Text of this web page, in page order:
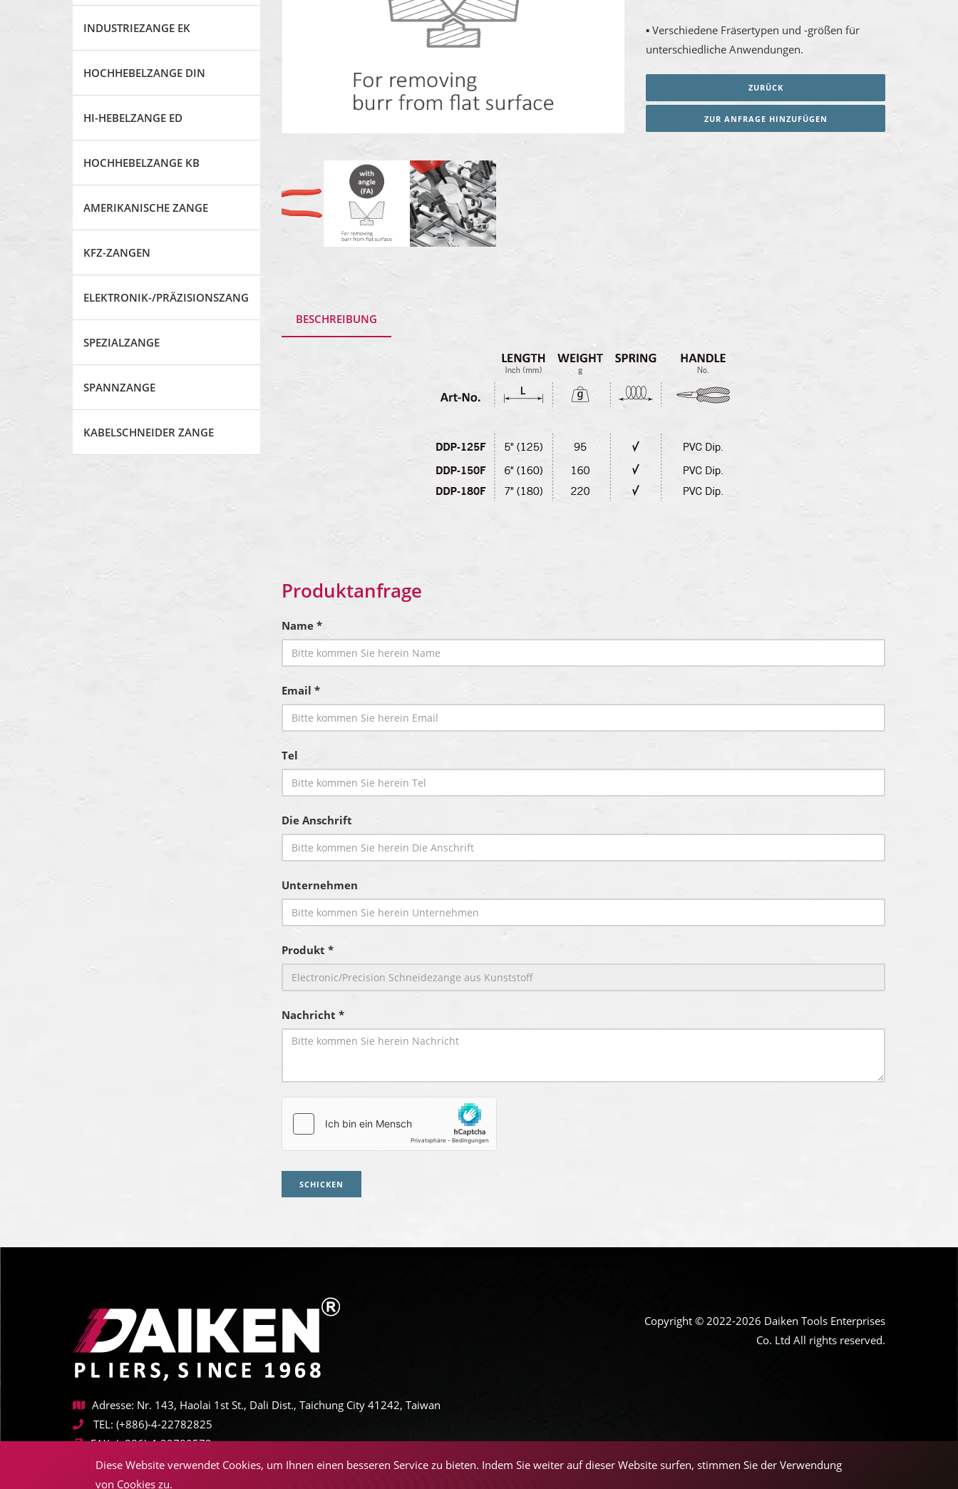
INDUSTRIEZANGE EK
HOCHHEBELZANGE DIN
HI-HEBELZANGE ED
HOCHHEBELZANGE KB
AMERIKANISCHE ZANGE
KFZ-ZANGEN
ELEKTRONIK-/PRÄZISIONSZANGE
SPEZIALZANGE
SPANNZANGE
KABELSCHNEIDER ZANGE
▪ Verschiedene Fräsertypen und -größen für
unterschiedliche Anwendungen.
ZURÜCK
ZUR ANFRAGE HINZUFÜGEN
BESCHREIBUNG
Produktanfrage
Name *
Email *
Tel
Die Anschrift
Unternehmen
Produkt *
Nachricht *
SCHICKEN
Adresse: Nr. 143, Haolai 1st St., Dali Dist., Taichung City 41242, Taiwan
TEL: (+886)-4-22782825
FAX: (+886)-4-22780572
E-Mail: sales@daikentools.com
Copyright © 2022-2026 Daiken Tools Enterprises
Co. Ltd All rights reserved.
Diese Website verwendet Cookies, um Ihnen einen besseren Service zu bieten. Indem Sie weiter auf dieser Website surfen, stimmen Sie der Verwendung
von Cookies zu.